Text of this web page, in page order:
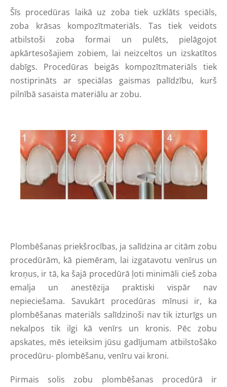
Šīs procedūras laikā uz zoba tiek uzklāts speciāls,
zoba krāsas kompozītmateriāls. Tas tiek veidots
atbilstoši zoba formai un pulēts, pielāgojot
apkārtesošajiem zobiem, lai neizceltos un izskatītos
dabīgs. Procedūras beigās kompozītmateriāls tiek
nostiprināts ar speciālas gaismas palīdzību, kurš
pilnībā sasaista materiālu ar zobu.
Plombēšanas priekšrocības, ja salīdzina ar citām zobu
procedūrām, kā piemēram, lai izgatavotu venīrus un
kroņus, ir tā, ka šajā procedūrā ļoti minimāli cieš zoba
emalja un anestēzija praktiski vispār nav
nepieciešama. Savukārt procedūras mīnusi ir, ka
plombēšanas materiāls salīdzinoši nav tik izturīgs un
nekalpos tik ilgi kā venīrs un kronis. Pēc zobu
apskates, mēs ieteiksim jūsu gadījumam atbilstošāko
procedūru- plombēšanu, venīru vai kroni.
Pirmais solis zobu plombēšanas procedūrā ir